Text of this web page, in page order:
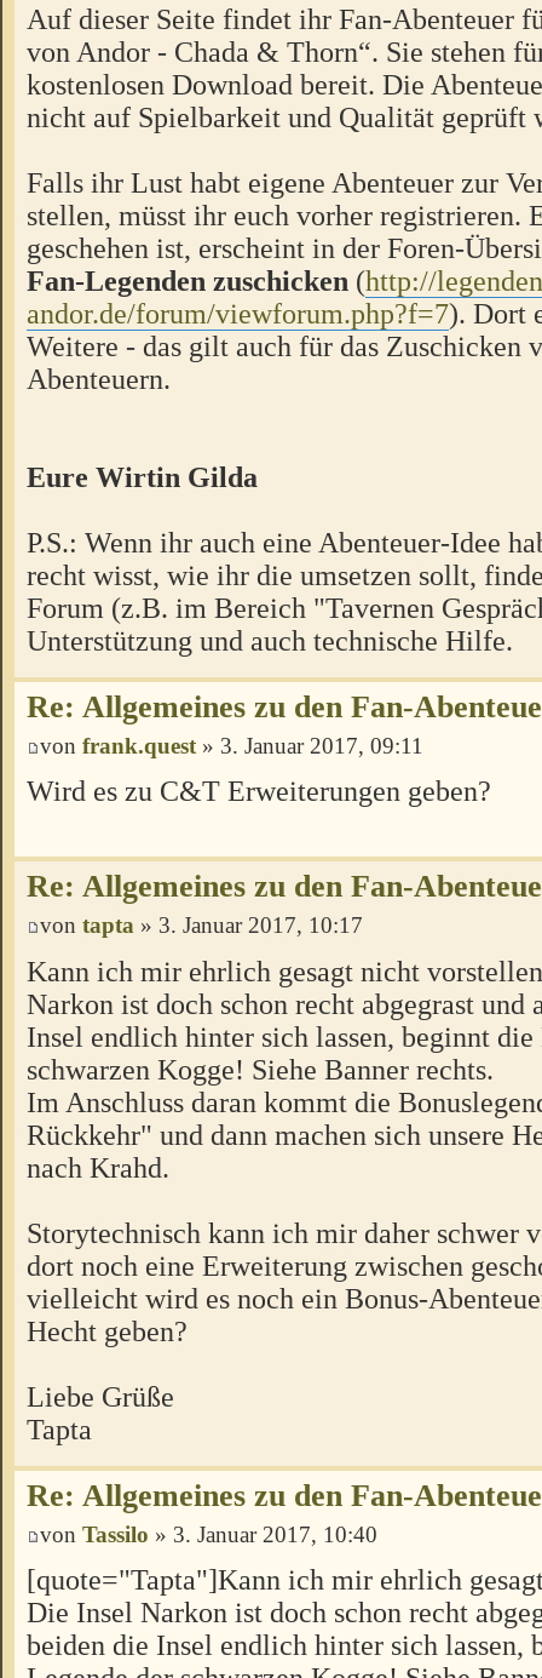
Auf dieser Seite findet ihr Fan-Abenteuer
von Andor - Chada & Thorn“. Sie stehen
kostenlosen Download bereit. Die
nicht auf Spielbarkeit und Qualität geprüft
Falls ihr Lust habt eigene Abenteuer zur
stellen, müsst ihr euch vorher registrieren.
geschehen ist, erscheint in der Foren-
Fan-Legenden zuschicken (http://
andor.de/forum/viewforum.php?f=7). Dort
Weitere - das gilt auch für das Zuschicken
Abenteuern.
Eure Wirtin Gilda
P.S.: Wenn ihr auch eine Abenteuer-Idee
recht wisst, wie ihr die umsetzen sollt,
Forum (z.B. im Bereich "Tavernen
Unterstützung und auch technische Hilfe.
Re: Allgemeines zu den Fan-
von frank.quest » 3. Januar 2017, 09:11
Wird es zu C&T Erweiterungen geben?
Re: Allgemeines zu den Fan-
von tapta » 3. Januar 2017, 10:17
Kann ich mir ehrlich gesagt nicht
Narkon ist doch schon recht abgegrast und
Insel endlich hinter sich lassen, beginnt die
schwarzen Kogge! Siehe Banner rechts.
Im Anschluss daran kommt die
Rückkehr" und dann machen sich unsere
nach Krahd.
Storytechnisch kann ich mir daher schwer
dort noch eine Erweiterung zwischen
vielleicht wird es noch ein Bonus-
Hecht geben?
Liebe Grüße
Tapta
Re: Allgemeines zu den Fan-
von Tassilo » 3. Januar 2017, 10:40
[quote="Tapta"]Kann ich mir ehrlich
Die Insel Narkon ist doch schon recht
beiden die Insel endlich hinter sich lassen,